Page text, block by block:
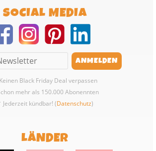
SOCIAL MEDIA
Black Friday Deal verpassen
mehr als 150.000 Abonennten
Jederzeit kündbar! (Datenschutz)
LÄNDER